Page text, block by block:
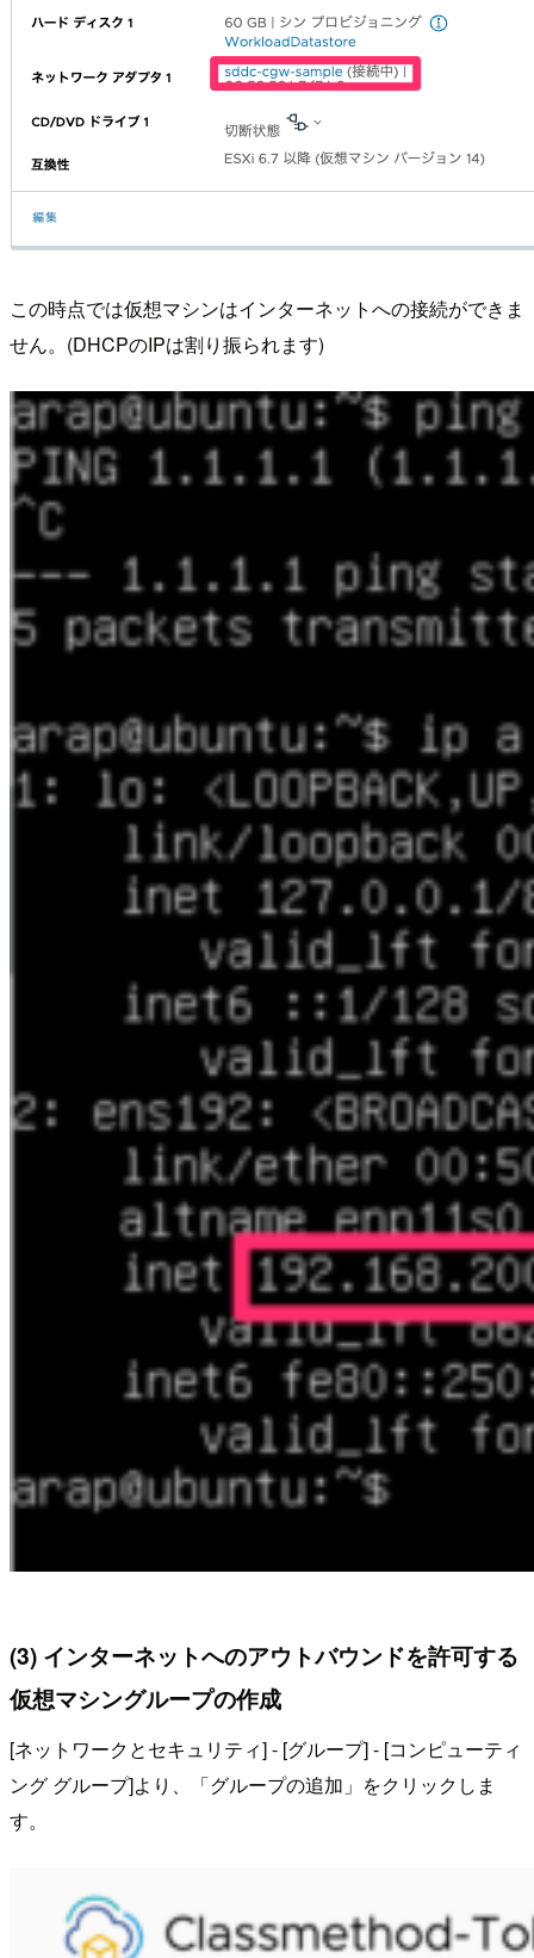
この時点では仮想マシンはインターネットへの接続ができま
せん。(DHCPのIPは割り振られます)
(3) インターネットへのアウトバウンドを許可する
仮想マシングループの作成
[ネットワークとセキュリティ] - [グループ] - [コンピューティ
ング グループ]より、「グループの追加」をクリックしま
す。